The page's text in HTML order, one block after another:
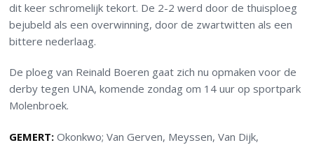
dit keer schromelijk tekort. De 2-2 werd door de thuisploeg
bejubeld als een overwinning, door de zwartwitten als een
bittere nederlaag.
De ploeg van Reinald Boeren gaat zich nu opmaken voor de
derby tegen UNA, komende zondag om 14 uur op sportpark
Molenbroek.
GEMERT: Okonkwo; Van Gerven, Meyssen, Van Dijk,